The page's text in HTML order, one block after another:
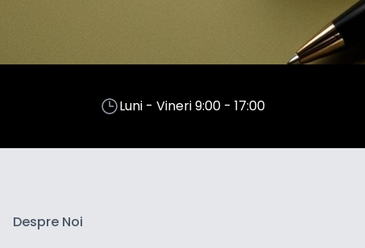
Luni - Vineri 9:00 - 17:00
Despre Noi